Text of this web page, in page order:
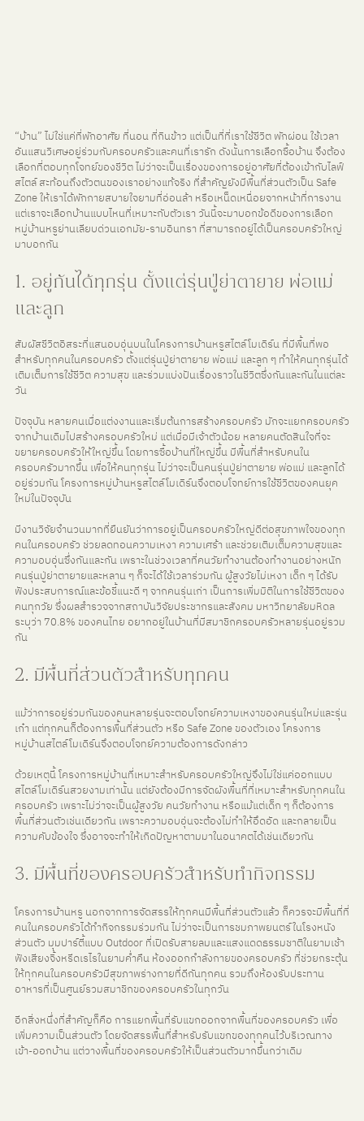
“บ้าน” ไม่ใช่แค่ที่พักอาศัย ที่นอน ที่กินข้าว แต่เป็นที่ที่เราใช้ชีวิต พักผ่อน ใช้เวลา
อันแสนวิเศษอยู่ร่วมกับครอบครัวและคนที่เรารัก ดังนั้นการเลือกซื้อบ้าน จึงต้อง
เลือกที่ตอบทุกโจทย์ของชีวิต ไม่ว่าจะเป็นเรื่องของการอยู่อาศัยที่ต้องเข้ากับไลฟ์
สไตล์ สะท้อนถึงตัวตนของเราอย่างแท้จริง ที่สำคัญยังมีพื้นที่ส่วนตัวเป็น Safe
Zone ให้เราได้พักกายสบายใจยามที่อ่อนล้า หรือเหน็ดเหนื่อยจากหน้าที่การงาน
แต่เราจะเลือกบ้านแบบไหนที่เหมาะกับตัวเรา วันนี้จะมาบอกข้อดีของการเลือก
หมู่บ้านหรูย่านเลียบด่วนเอกมัย-รามอินทรา ที่สามารถอยู่ได้เป็นครอบครัวใหญ่
มาบอกกัน
1. อยู่กันได้ทุกรุ่น ตั้งแต่รุ่นปู่ย่าตายาย พ่อแม่
และลูก
สัมผัสชีวิตอิสระที่แสนอบอุ่นบนในโครงการบ้านหรูสไตล์โมเดิร์น ที่มีพื้นที่พอ
สำหรับทุกคนในครอบครัว ตั้งแต่รุ่นปู่ย่าตายาย พ่อแม่ และลูก ๆ ทำให้คนทุกรุ่นได้
เติมเต็มการใช้ชีวิต ความสุข และร่วมแบ่งปันเรื่องราวในชีวิตซึ่งกันและกันในแต่ละ
วัน
ปัจจุบัน หลายคนเมื่อแต่งงานและเริ่มต้นการสร้างครอบครัว มักจะแยกครอบครัว
จากบ้านเดิมไปสร้างครอบครัวใหม่ แต่เมื่อมีเจ้าตัวน้อย หลายคนตัดสินใจที่จะ
ขยายครอบครัวให้ใหญ่ขึ้น โดยการซื้อบ้านที่ใหญ่ขึ้น มีพื้นที่สำหรับคนใน
ครอบครัวมากขึ้น เพื่อให้คนทุกรุ่น ไม่ว่าจะเป็นคนรุ่นปู่ย่าตายาย พ่อแม่ และลูกได้
อยู่ร่วมกัน โครงการหมู่บ้านหรูสไตล์โมเดิร์นจึงตอบโจทย์การใช้ชีวิตของคนยุค
ใหม่ในปัจจุบัน
มีงานวิจัยจำนวนมากที่ยืนยันว่าการอยู่เป็นครอบครัวใหญ่ดีต่อสุขภาพใจของทุก
คนในครอบครัว ช่วยลดทอนความเหงา ความเศร้า และช่วยเติมเต็มความสุขและ
ความอบอุ่นซึ่งกันและกัน เพราะในช่วงเวลาที่คนวัยทำงานต้องทำงานอย่างหนัก
คนรุ่นปู่ย่าตายายและหลาน ๆ ก็จะได้ใช้เวลาร่วมกัน ผู้สูงวัยไม่เหงา เด็ก ๆ ได้รับ
ฟังประสบการณ์และข้อชี้แนะดี ๆ จากคนรุ่นเก่า เป็นการเพิ่มมิติในการใช้ชีวิตของ
คนทุกวัย ซึ่งผลสำรวจจากสถาบันวิจัยประชากรและสังคม มหาวิทยาลัยมหิดล
ระบุว่า 70.8% ของคนไทย อยากอยู่ในบ้านที่มีสมาชิกครอบครัวหลายรุ่นอยู่รวม
กัน
2. มีพื้นที่ส่วนตัวสำหรับทุกคน
แม้ว่าการอยู่ร่วมกันของคนหลายรุ่นจะตอบโจทย์ความเหงาของคนรุ่นใหม่และรุ่น
เก๋า แต่ทุกคนก็ต้องการพื้นที่ส่วนตัว หรือ Safe Zone ของตัวเอง โครงการ
หมู่บ้านสไตล์โมเดิร์นจึงตอบโจทย์ความต้องการดังกล่าว
ด้วยเหตุนี้ โครงการหมู่บ้านที่เหมาะสำหรับครอบครัวใหญ่จึงไม่ใช่แค่ออกแบบ
สไตล์โมเดิร์นสวยงามเท่านั้น แต่ยังต้องมีการจัดผังพื้นที่ที่เหมาะสำหรับทุกคนใน
ครอบครัว เพราะไม่ว่าจะเป็นผู้สูงวัย คนวัยทำงาน หรือแม้แต่เด็ก ๆ ก็ต้องการ
พื้นที่ส่วนตัวเช่นเดียวกัน เพราะความอบอุ่นจะต้องไม่ทำให้อึดอัด และกลายเป็น
ความคับข้องใจ ซึ่งอาจจะทำให้เกิดปัญหาตามมาในอนาคตได้เช่นเดียวกัน
3. มีพื้นที่ของครอบครัวสำหรับทำกิจกรรม
โครงการบ้านหรู นอกจากการจัดสรรให้ทุกคนมีพื้นที่ส่วนตัวแล้ว ก็ควรจะมีพื้นที่ที่
คนในครอบครัวได้ทำกิจกรรมร่วมกัน ไม่ว่าจะเป็นการชมภาพยนตร์ในโรงหนัง
ส่วนตัว มุมปาร์ตี้แบบ Outdoor ที่เปิดรับสายลมและแสงแดดธรรมชาติในยามเช้า
ฟังเสียงจิ้งหรีดเรไรในยามค่ำคืน ห้องออกกำลังกายของครอบครัว ที่ช่วยกระตุ้น
ให้ทุกคนในครอบครัวมีสุขภาพร่างกายที่ดีกันทุกคน รวมถึงห้องรับประทาน
อาหารที่เป็นศูนย์รวมสมาชิกของครอบครัวในทุกวัน
อีกสิ่งหนึ่งที่สำคัญก็คือ การแยกพื้นที่รับแขกออกจากพื้นที่ของครอบครัว เพื่อ
เพิ่มความเป็นส่วนตัว โดยจัดสรรพื้นที่สำหรับรับแขกของทุกคนไว้บริเวณทาง
เข้า-ออกบ้าน แต่วางพื้นที่ของครอบครัวให้เป็นส่วนตัวมากขึ้นกว่าเดิม